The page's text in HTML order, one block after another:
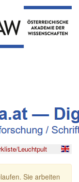
Leuchtpult
Sie arbeiten